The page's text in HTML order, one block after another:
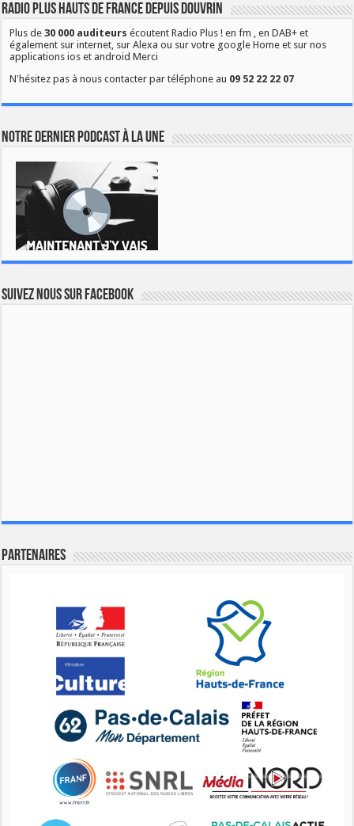
Radio Plus Hauts de France depuis Douvrin
Plus de30 000 auditeurs écoutent Radio Plus ! en fm , en DAB+ et
également sur internet, sur Alexa ou sur votre google Home et sur nos
applications ios et android Merci
N'hésitez pas à nous contacter par téléphone au 09 52 22 22 07
Notre dernier podcast à la une
Suivez nous sur Facebook
Partenaires